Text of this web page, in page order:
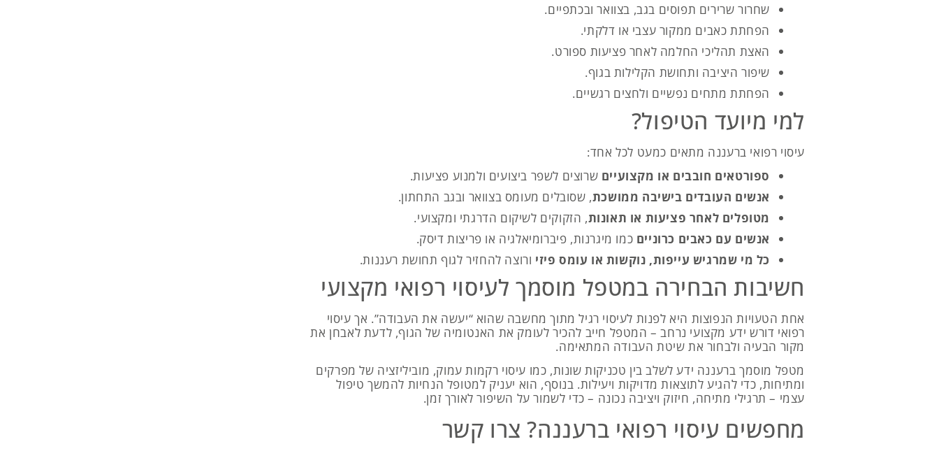
שחרור שרירים תפוסים בגב, בצוואר ובכתפיים.
הפחתת כאבים ממקור עצבי או דלקתי.
האצת תהליכי החלמה לאחר פציעות ספורט.
שיפור היציבה ותחושת הקלילות בגוף.
הפחתת מתחים נפשיים ולחצים רגשיים.
למי מיועד הטיפול?
עיסוי רפואי ברעננה מתאים כמעט לכל אחד:
ספורטאים חובבים או מקצועיים שרוצים לשפר ביצועים ולמנוע פציעות.
אנשים העובדים בישיבה ממושכת, שסובלים מעומס בצוואר ובגב התחתון.
מטופלים לאחר פציעות או תאונות, הזקוקים לשיקום הדרגתי ומקצועי.
אנשים עם כאבים כרוניים כמו מיגרנות, פיברומיאלגיה או פריצות דיסק.
כל מי שמרגיש עייפות, נוקשות או עומס פיזי ורוצה להחזיר לגוף תחושת רעננות.
חשיבות הבחירה במטפל מוסמך לעיסוי רפואי מקצועי
אחת הטעויות הנפוצות היא לפנות לעיסוי רגיל מתוך מחשבה שהוא “יעשה את העבודה”. אך עיסוי
רפואי דורש ידע מקצועי נרחב – המטפל חייב להכיר לעומק את האנטומיה של הגוף, לדעת לאבחן את
מקור הבעיה ולבחור את שיטת העבודה המתאימה.
מטפל מוסמך ברעננה ידע לשלב בין טכניקות שונות, כמו עיסוי רקמות עמוק, מוביליזציה של מפרקים
ומתיחות, כדי להגיע לתוצאות מדויקות ויעילות. בנוסף, הוא יעניק למטופל הנחיות להמשך טיפול
עצמי – תרגילי מתיחה, חיזוק ויציבה נכונה – כדי לשמור על השיפור לאורך זמן.
מחפשים עיסוי רפואי ברעננה? צרו קשר